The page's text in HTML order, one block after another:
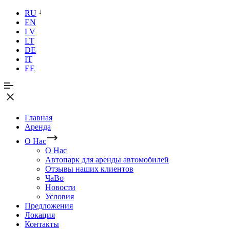
RU
EN
LV
LT
DE
IT
EE
Главная
Аренда
О Нас
О Нас
Автопарк для аренды автомобилей
Отзывы наших клиентов
ЧаВо
Новости
Условия
Предложения
Локация
Контакты